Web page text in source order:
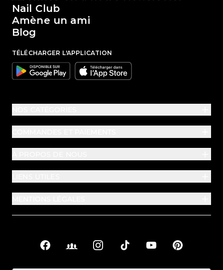
Nail Club
Amène un ami
Blog
TÉLÉCHARGER L'APPLICATION
Google Apple
Liens sociaux
FacebookFacebook Groups
InstagramTikTok YouTubePinterest